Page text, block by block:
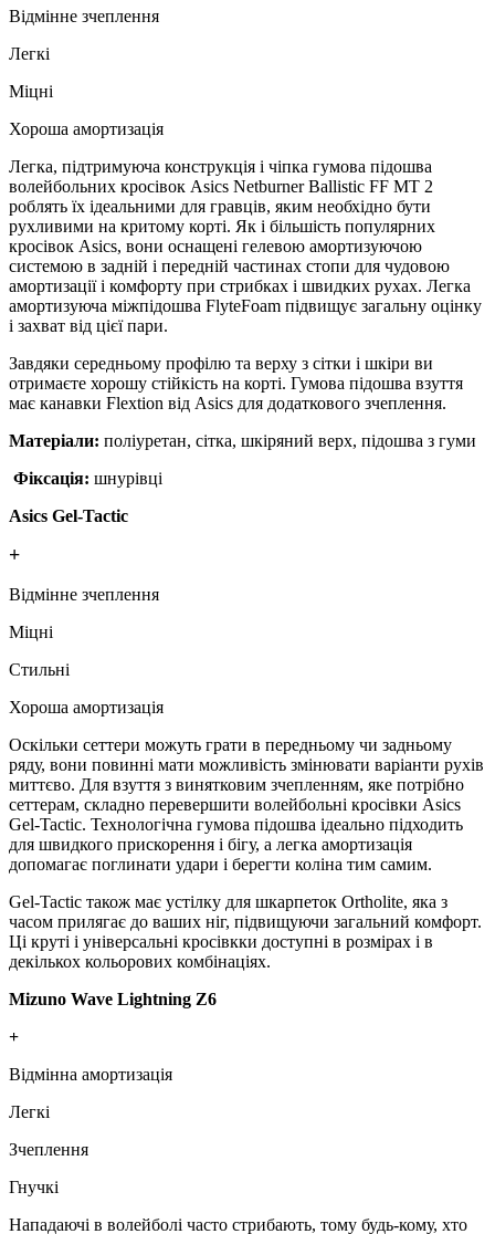
Відмінне зчеплення
Легкі
Міцні
Хороша амортизація
Легка, підтримуюча конструкція і чіпка гумова підошва
волейбольних кросівок Asics Netburner Ballistic FF MT 2
роблять їх ідеальними для гравців, яким необхідно бути
рухливими на критому корті. Як і більшість популярних
кросівок Asics, вони оснащені гелевою амортизуючою
системою в задній і передній частинах стопи для чудовою
амортизації і комфорту при стрибках і швидких рухах. Легка
амортизуюча міжпідошва FlyteFoam підвищує загальну оцінку
і захват від цієї пари.
Завдяки середньому профілю та верху з сітки і шкіри ви
отримаєте хорошу стійкість на корті. Гумова підошва взуття
має канавки Flextion від Asics для додаткового зчеплення.
Матеріали: поліуретан, сітка, шкіряний верх, підошва з гуми
Фіксація: шнурівці
Asics Gel-Tactic
+
Відмінне зчеплення
Міцні
Стильні
Хороша амортизація
Оскільки сеттери можуть грати в передньому чи задньому
ряду, вони повинні мати можливість змінювати варіанти рухів
миттєво. Для взуття з винятковим зчепленням, яке потрібно
сеттерам, складно перевершити волейбольні кросівки Asics
Gel-Tactic. Технологічна гумова підошва ідеально підходить
для швидкого прискорення і бігу, а легка амортизація
допомагає поглинати удари і берегти коліна тим самим.
Gel-Tactic також має устілку для шкарпеток Ortholite, яка з
часом прилягає до ваших ніг, підвищуючи загальний комфорт.
Ці круті і універсальні кросівкки доступні в розмірах і в
декількох кольорових комбінаціях.
Mizuno Wave Lightning Z6
+
Відмінна амортизація
Легкі
Зчеплення
Гнучкі
Нападаючі в волейболі часто стрибають, тому будь-кому, хто